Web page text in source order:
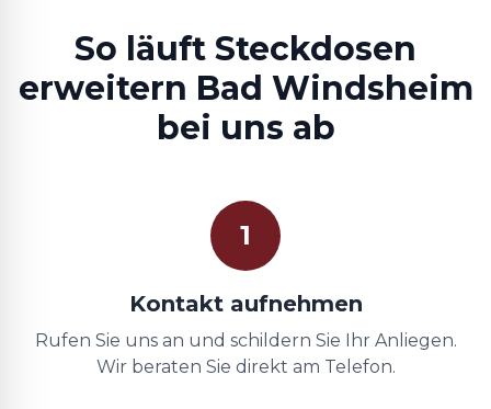
So läuft Steckdosen
erweitern Bad Windsheim
bei uns ab
1
Kontakt aufnehmen
Rufen Sie uns an und schildern Sie Ihr Anliegen.
Wir beraten Sie direkt am Telefon.